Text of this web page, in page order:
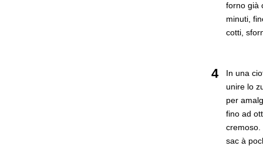
forno già
minuti,
cotti,
4
In una
unire lo
per
fino ad
cremoso.
sac à